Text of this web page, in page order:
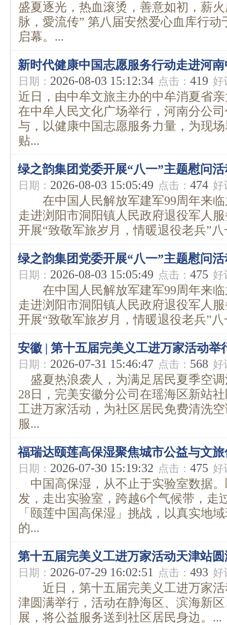
盛夏逐光，热血滚烫，善意如初，薪
脉，愛流传” 第八届安然爱心血库行
启幕。...
新时代健康中国志愿服务行动走进河
日期： 2026-08-03 15:12:34 点击： 419 好
近日，由中牟文旅主办的中牟消夏省
在中牟人民文化广场举行，河南分公
与，以健康中国志愿服务力量，为现
贴...
绿之韵集团党委开展“八一”主题慰问活
日期： 2026-08-03 15:05:49 点击： 474 好
在中国人民解放军建军99周年来临
走进浏阳市洞阳镇人民政府退役军人
开展“致敬军旅岁月，情暖退役老兵”
绿之韵集团党委开展“八一”主题慰问活
日期： 2026-08-03 15:05:49 点击： 475 好
在中国人民解放军建军99周年来临
走进浏阳市洞阳镇人民政府退役军人
开展“致敬军旅岁月，情暖退役老兵”
安徽 | 第十五届完美义工进万家活动举
日期： 2026-07-31 15:46:47 点击： 568 好
盛夏热浪袭人，为满足居民夏季空
28日，完美安徽分公司在瑶海区新站
工进万家活动，为社区居民免费清洗
服...
福瑞达颐莲高保湿聚焦城市公益与文
日期： 2026-07-30 15:19:32 点击： 475 好
中国高保湿，从不止于实验室数据
发，走出实验室，跨越6个气候带，走
「颐莲中国高保湿」挑战，以真实地
的...
第十五届完美义工进万家活动天津站
日期： 2026-07-29 16:02:51 点击： 493 好
近日，第十五届完美义工进万家活
津圆满举行，活动在静海区、滨海新
展，将公益服务送到社区居民身边。...